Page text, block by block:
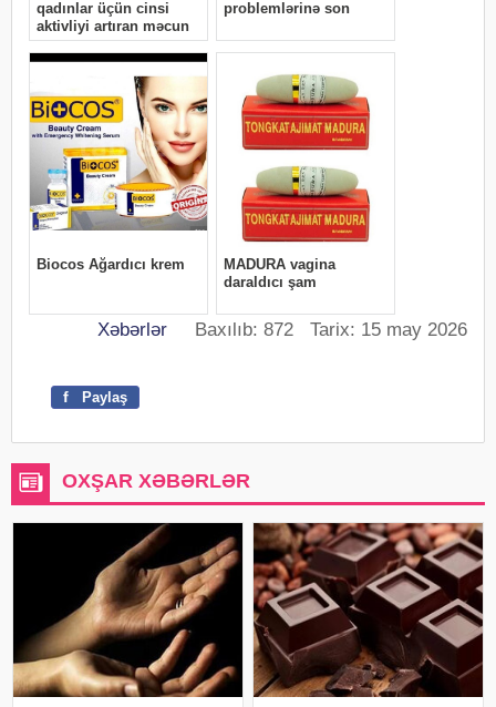
Xəbərlər Baxılıb: 872 Tarix: 15 may 2026
f Paylaş
OXŞAR XƏBƏRLƏR